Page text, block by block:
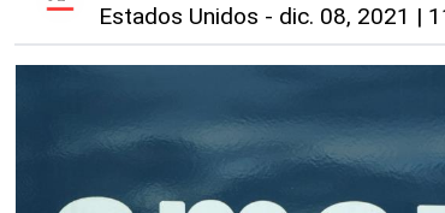
Estados Unidos - dic. 08, 2021 |